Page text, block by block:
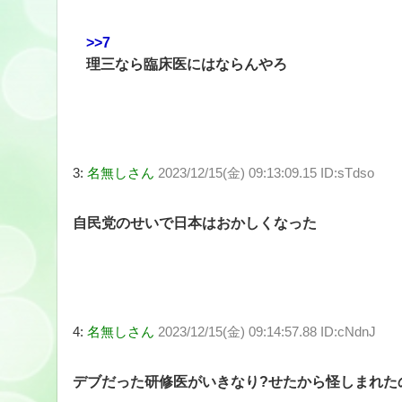
>>7
理三なら臨床医にはならんやろ
3: 名無しさん 2023/12/15(金) 09:13:09.15 ID:sTdso
自民党のせいで日本はおかしくなった
4: 名無しさん 2023/12/15(金) 09:14:57.88 ID:cNdnJ
デブだった研修医がいきなり?せたから怪しまれた